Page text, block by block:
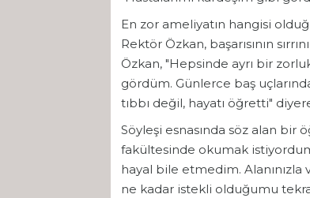
En zor ameliyatın hangisi
Rektör Özkan, başarısının
Özkan, "Hepsinde ayrı bir
gördüm. Günlerce baş
tıbbı değil, hayatı öğretti"
Söyleşi esnasında söz alan bir
fakültesinde okumak
hayal bile etmedim.
ne kadar istekli olduğumu